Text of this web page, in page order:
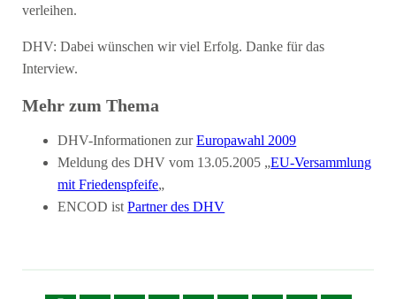
verleihen.
DHV: Dabei wünschen wir viel Erfolg. Danke für das
Interview.
Mehr zum Thema
DHV-Informationen zurEuropawahl 2009
Meldung des DHV vom 13.05.2005 „EU-Versammlung
mit Friedenspfeife„
ENCOD istPartner des DHV